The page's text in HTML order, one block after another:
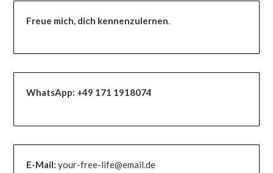
Freue mich, dich kennenzulernen.
WhatsApp: +49 171 1918074
E-Mail:your-free-life@email.de